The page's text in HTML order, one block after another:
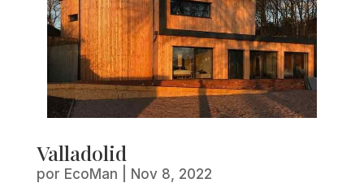
Valladolid
por EcoMan
Nov 8, 2022